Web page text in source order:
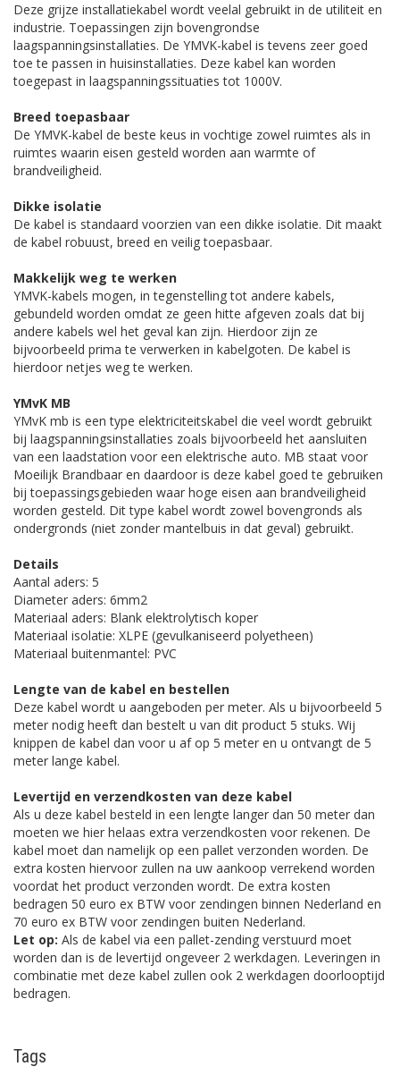
Deze grijze installatiekabel wordt veelal gebruikt in de utiliteit en
industrie. Toepassingen zijn bovengrondse
laagspanningsinstallaties. De YMVK-kabel is tevens zeer goed
toe te passen in huisinstallaties. Deze kabel kan worden
toegepast in laagspanningssituaties tot 1000V.
Breed toepasbaar
De YMVK-kabel de beste keus in vochtige zowel ruimtes als in
ruimtes waarin eisen gesteld worden aan warmte of
brandveiligheid.
Dikke isolatie
De kabel is standaard voorzien van een dikke isolatie. Dit maakt
de kabel robuust, breed en veilig toepasbaar.
Makkelijk weg te werken
YMVK-kabels mogen, in tegenstelling tot andere kabels,
gebundeld worden omdat ze geen hitte afgeven zoals dat bij
andere kabels wel het geval kan zijn. Hierdoor zijn ze
bijvoorbeeld prima te verwerken in kabelgoten. De kabel is
hierdoor netjes weg te werken.
YMvK MB
YMvK mb is een type elektriciteitskabel die veel wordt gebruikt
bij laagspanningsinstallaties zoals bijvoorbeeld het aansluiten
van een laadstation voor een elektrische auto. MB staat voor
Moeilijk Brandbaar en daardoor is deze kabel goed te gebruiken
bij toepassingsgebieden waar hoge eisen aan brandveiligheid
worden gesteld. Dit type kabel wordt zowel bovengronds als
ondergronds (niet zonder mantelbuis in dat geval) gebruikt.
Details
Aantal aders: 5
Diameter aders: 6mm2
Materiaal aders: Blank elektrolytisch koper
Materiaal isolatie: XLPE (gevulkaniseerd polyetheen)
Materiaal buitenmantel: PVC
Lengte van de kabel en bestellen
Deze kabel wordt u aangeboden per meter. Als u bijvoorbeeld 5
meter nodig heeft dan bestelt u van dit product 5 stuks. Wij
knippen de kabel dan voor u af op 5 meter en u ontvangt de 5
meter lange kabel.
Levertijd en verzendkosten van deze kabel
Als u deze kabel besteld in een lengte langer dan 50 meter dan
moeten we hier helaas extra verzendkosten voor rekenen. De
kabel moet dan namelijk op een pallet verzonden worden. De
extra kosten hiervoor zullen na uw aankoop verrekend worden
voordat het product verzonden wordt. De extra kosten
bedragen 50 euro ex BTW voor zendingen binnen Nederland en
70 euro ex BTW voor zendingen buiten Nederland.
Let op: Als de kabel via een pallet-zending verstuurd moet
worden dan is de levertijd ongeveer 2 werkdagen. Leveringen in
combinatie met deze kabel zullen ook 2 werkdagen doorlooptijd
bedragen.
Tags